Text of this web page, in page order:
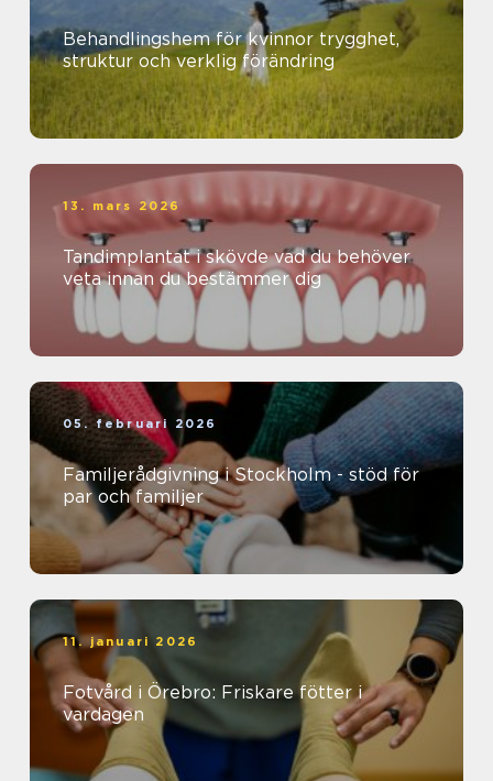
Behandlingshem för kvinnor trygghet,
struktur och verklig förändring
13. mars 2026
Tandimplantat i skövde vad du behöver
veta innan du bestämmer dig
05. februari 2026
Familjerådgivning i Stockholm - stöd för
par och familjer
11. januari 2026
Fotvård i Örebro: Friskare fötter i
vardagen